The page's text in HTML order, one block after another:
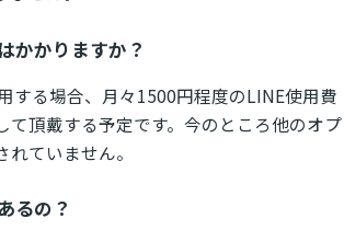
かかりますか？
する場合、月々1500円程度のLINE使用費
て頂戴する予定です。今のところ他のオプ
ていません。
るの？